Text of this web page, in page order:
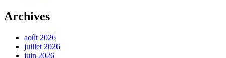
Archives
août 2026
juillet 2026
juin 2026